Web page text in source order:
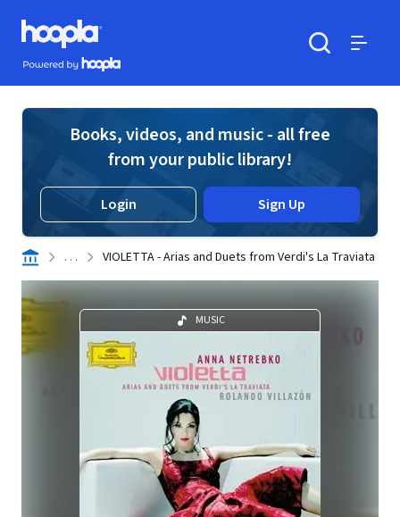
Skip to main content
Hoopla logo
Powered by Hoopla
Books, videos, and music - all free
from your public library!
Login Sign Up
. . . VIOLETTA - Arias and Duets from Verdi's La Traviata
MUSIC